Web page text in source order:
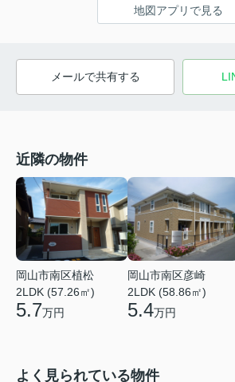
地図アプリで見る
メールで共有する
近隣の物件
岡山市南区植松
2LDK (57.26㎡)
5.7万円
岡山市南区彦崎
2LDK (58.86㎡)
5.4万円
よく見られている物件